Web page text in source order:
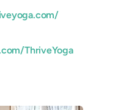
ThriveYoga